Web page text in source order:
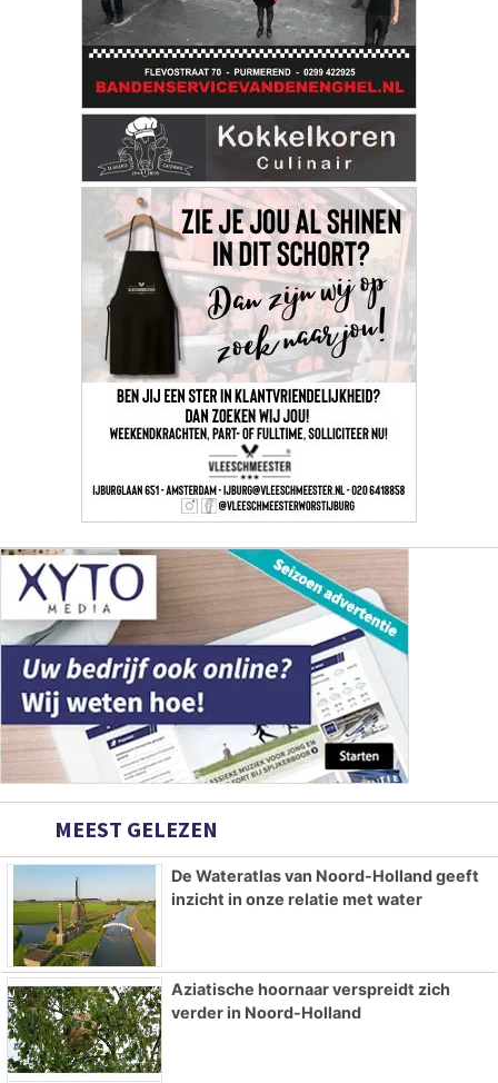
MEEST GELEZEN
De Wateratlas van Noord-Holland geeft
inzicht in onze relatie met water
Aziatische hoornaar verspreidt zich
verder in Noord-Holland